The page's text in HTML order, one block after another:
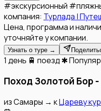
#экскурсионный #
компания: Турлада |
Цена, программа и
уточняйте у компании.
Узнать о туре →
1 день 🚆 поезд ✱
Поход Золотой Бор -
изСамары → кЦареву